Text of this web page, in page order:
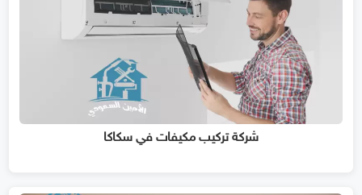
شركة تركيب مكيفات في سكاكا